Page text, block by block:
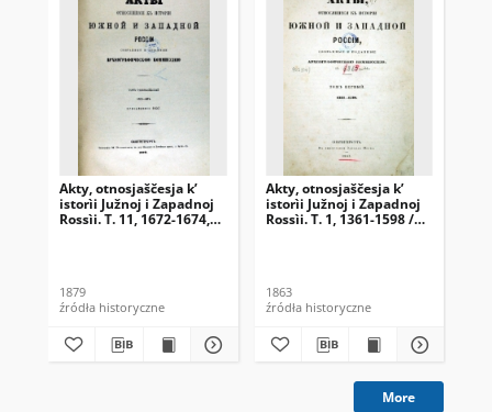
Akty, otnosjaščesja k’
istorìi Južnoj i Zapadnoj
Rossìi. T. 11, 1672-1674,
1879
źródła historyczne
Akty, otnosjaščesja k’
istorìi Južnoj i Zapadnoj
Rossìi. T. 1, 1361-1598 /
1863
źródła historyczne
More